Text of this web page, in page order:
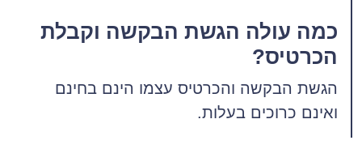
כמה עולה הגשת הבקשה וקבלת
הכרטיס?
הגשת הבקשה והכרטיס עצמו הינם בחינם
ואינם כרוכים בעלות.